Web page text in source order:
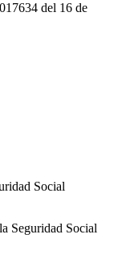
del 16 de
Social